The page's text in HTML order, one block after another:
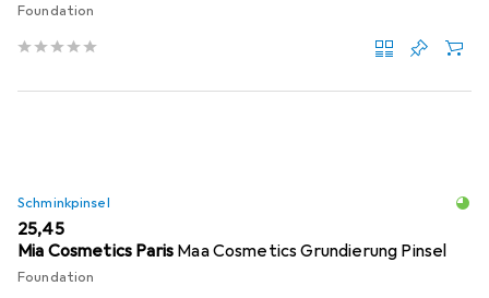
Foundation
Schminkpinsel
EUR
25,45
Mia Cosmetics Paris Maa Cosmetics Grundierung Pinsel
Foundation